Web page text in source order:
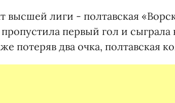
высшей лиги - полтавская
первый гол и
потеряв два очка, полтавская